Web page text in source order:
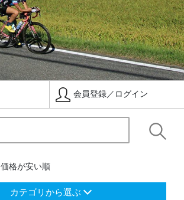
会員登録／ログイン
価格が安い順
カテゴリから選ぶ